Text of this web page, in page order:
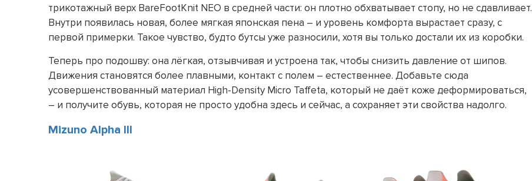
трикотажный верх BareFootKnit NEO в средней части: он плотно обхватывает стопу, но не сдавливает.
Внутри появилась новая, более мягкая японская пена – и уровень комфорта вырастает сразу, с
первой примерки. Такое чувство, будто бутсы уже разносили, хотя вы только достали их из коробки.
Теперь про подошву: она лёгкая, отзывчивая и устроена так, чтобы снизить давление от шипов.
Движения становятся более плавными, контакт с полем – естественнее. Добавьте сюда
усовершенствованный материал High-Density Micro Taffeta, который не даёт коже деформироваться,
– и получите обувь, которая не просто удобна здесь и сейчас, а сохраняет эти свойства надолго.
Mizuno Alpha III